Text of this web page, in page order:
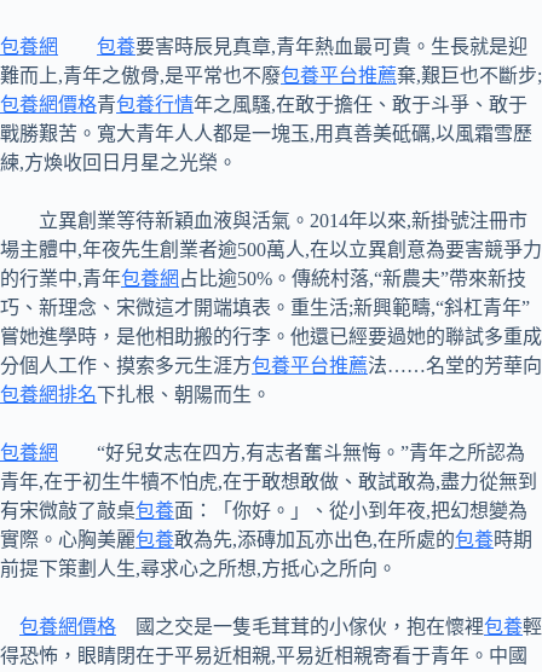
包養網 包養要害時辰見真章,青年熱血最可貴。生長就是迎
難而上,青年之傲骨,是平常也不廢包養平台推薦棄,艱巨也不斷步;
包養網價格青包養行情年之風騷,在敢于擔任、敢于斗爭、敢于
戰勝艱苦。寬大青年人人都是一塊玉,用真善美砥礪,以風霜雪歷
練,方煥收回日月星之光榮。
立異創業等待新穎血液與活氣。2014年以來,新掛號注冊市
場主體中,年夜先生創業者逾500萬人,在以立異創意為要害競爭力
的行業中,青年包養網 占比逾50%。傳統村落,“新農夫”帶來新技
巧、新理念、宋微這才開端填表。重生活;新興範疇,“斜杠青年”
嘗她進學時，是他相助搬的行李。他還已經要過她的聯試多重成
分個人工作、摸索多元生涯方包養平台推薦法……名堂的芳華向
包養網排名下扎根、朝陽而生。
包養網
“好兒女志在四方,有志者奮斗無悔。”青年之所認為
青年,在于初生牛犢不怕虎,在于敢想敢做、敢試敢為,盡力從無到
有宋微敲了敲桌包養面：「你好。」、從小到年夜,把幻想變為
實際。心胸美麗包養敢為先,添磚加瓦亦出色,在所處的包養時期
前提下策劃人生,尋求心之所想,方抵心之所向。
包養網價格 國之交是一隻毛茸茸的小傢伙，抱在懷裡包養輕
得恐怖，眼睛閉在于平易近相親,平易近相親寄看于青年。中國